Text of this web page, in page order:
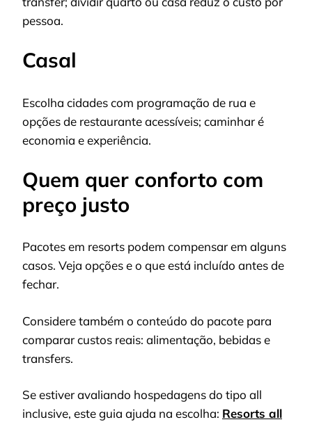
pessoa.
Casal
Escolha cidades com programação de rua e
opções de restaurante acessíveis; caminhar é
economia e experiência.
Quem quer conforto com
preço justo
Pacotes em resorts podem compensar em alguns
casos. Veja opções e o que está incluído antes de
fechar.
Considere também o conteúdo do pacote para
comparar custos reais: alimentação, bebidas e
transfers.
Se estiver avaliando hospedagens do tipo all
inclusive, este guia ajuda na escolha: Resorts all